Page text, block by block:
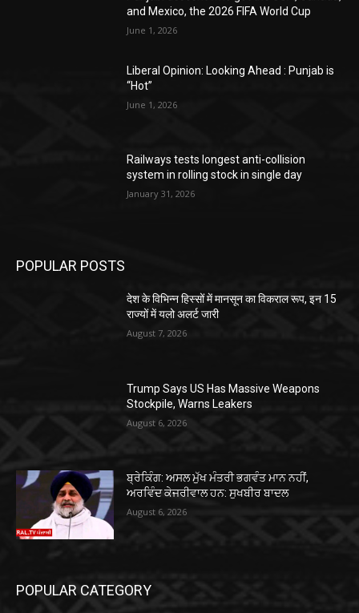
and Mexico, the 2026 FIFA World Cup
June 1, 2026
Liberal Opinion: Looking Ahead : Punjab is
“Hot”
June 1, 2026
Railways tests longest anti-collision
system in rolling stock in single day
January 31, 2026
POPULAR POSTS
देश के विभिन्न हिस्सों में मानसून का विकराल रूप, इन 15
राज्यों में यलो अलर्ट जारी
August 7, 2026
Trump Says US Has Massive Weapons
Stockpile, Warns Leakers
August 6, 2026
ਬ੍ਰੇਕਿੰਗ: ਅਸਲ ਮੁੱਖ ਮੰਤਰੀ ਭਗਵੰਤ ਮਾਨ ਨਹੀਂ,
ਅਰਵਿੰਦ ਕੇਜਰੀਵਾਲ ਹਨ: ਸੁਖਬੀਰ ਬਾਦਲ
August 6, 2026
POPULAR CATEGORY